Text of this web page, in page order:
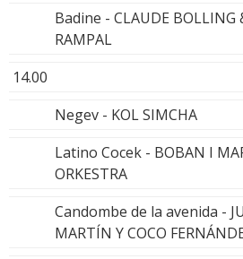
Badine - CLAUDE BOLLING
RAMPAL
14.00
Negev - KOL SIMCHA
Latino Cocek - BOBAN I
ORKESTRA
Candombe de la avenida -
MARTÍN Y COCO